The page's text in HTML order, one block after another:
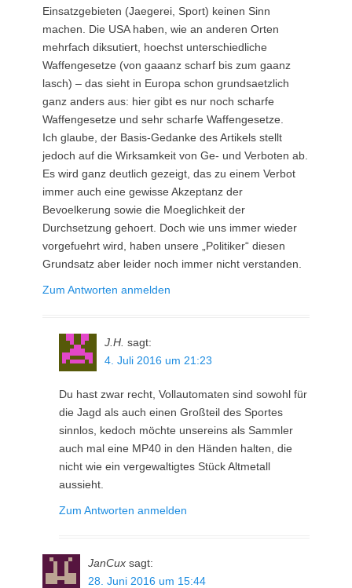
Einsatzgebieten (Jaegerei, Sport) keinen Sinn
machen. Die USA haben, wie an anderen Orten
mehrfach diksutiert, hoechst unterschiedliche
Waffengesetze (von gaaanz scharf bis zum gaanz
lasch) – das sieht in Europa schon grundsaetzlich
ganz anders aus: hier gibt es nur noch scharfe
Waffengesetze und sehr scharfe Waffengesetze.
Ich glaube, der Basis-Gedanke des Artikels stellt
jedoch auf die Wirksamkeit von Ge- und Verboten ab.
Es wird ganz deutlich gezeigt, das zu einem Verbot
immer auch eine gewisse Akzeptanz der
Bevoelkerung sowie die Moeglichkeit der
Durchsetzung gehoert. Doch wie uns immer wieder
vorgefuehrt wird, haben unsere „Politiker“ diesen
Grundsatz aber leider noch immer nicht verstanden.
Zum Antworten anmelden
J.H. sagt:
4. Juli 2016 um 21:23
Du hast zwar recht, Vollautomaten sind sowohl für
die Jagd als auch einen Großteil des Sportes
sinnlos, kedoch möchte unsereins als Sammler
auch mal eine MP40 in den Händen halten, die
nicht wie ein vergewaltigtes Stück Altmetall
aussieht.
Zum Antworten anmelden
JanCux sagt:
28. Juni 2016 um 15:44